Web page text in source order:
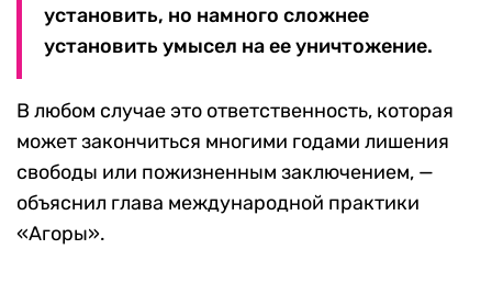
установить, но намного сложнее
установить умысел на ее уничтожение.
В любом случае это ответственность, которая
может закончиться многими годами лишения
свободы или пожизненным заключением, —
объяснил глава международной практики
«Агоры».